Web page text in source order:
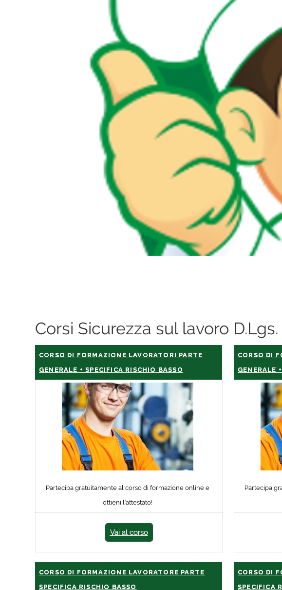
Corsi Sicurezza sul lavoro
CORSO DI FORMAZIONE LAVORATORI PARTE
GENERALE + SPECIFICA RISCHIO BASSO
Partecipa gratuitamente al corso di formazione online e
ottieni l’attestato!
Vai al corso
CORSO DI
GENERALE
Partecipa
CORSO DI FORMAZIONE LAVORATORE PARTE
SPECIFICA RISCHIO BASSO
CORSO DI
SPECIFICA